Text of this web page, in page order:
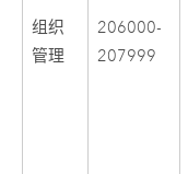
组织
管理
206000-
207999